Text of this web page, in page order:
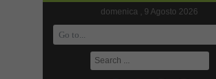
domenica , 9 Agosto 2026